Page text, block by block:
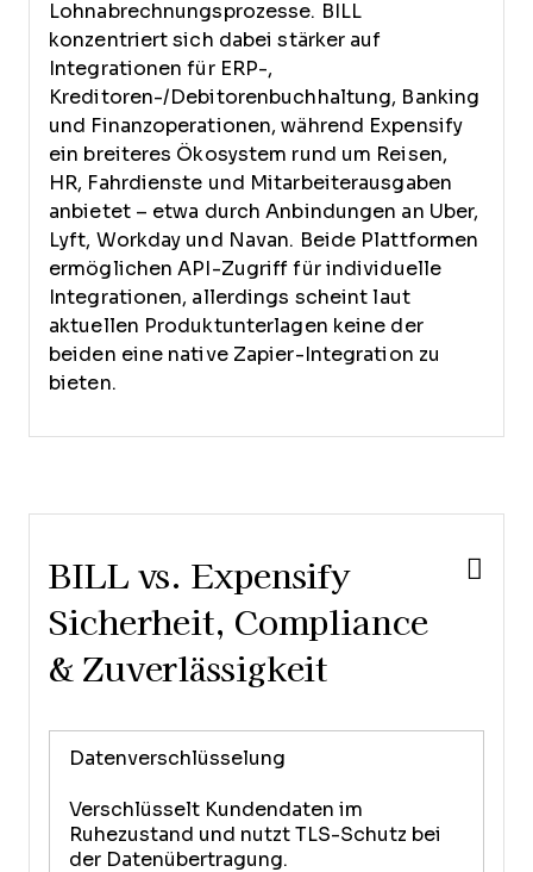
Lohnabrechnungsprozesse. BILL
konzentriert sich dabei stärker auf
Integrationen für ERP-,
Kreditoren-/Debitorenbuchhaltung, Banking
und Finanzoperationen, während Expensify
ein breiteres Ökosystem rund um Reisen,
HR, Fahrdienste und Mitarbeiterausgaben
anbietet – etwa durch Anbindungen an Uber,
Lyft, Workday und Navan. Beide Plattformen
ermöglichen API-Zugriff für individuelle
Integrationen, allerdings scheint laut
aktuellen Produktunterlagen keine der
beiden eine native Zapier-Integration zu
bieten.
BILL vs. Expensify
Sicherheit, Compliance
& Zuverlässigkeit
Datenverschlüsselung
Verschlüsselt Kundendaten im
Ruhezustand und nutzt TLS-Schutz bei
der Datenübertragung.